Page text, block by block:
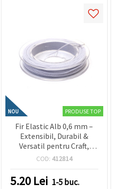
cookie -
urile făcând
toate!" Sau
să vă
indicați
preferințele
în setări
selectând
un tip de
cookie -uri
"Salvați"
NOU PRODUSE TOP
Fir Elastic Alb 0,6 mm –
Extensibil, Durabil &
Versatil pentru Craft,
Hobby și Bijuterii, Rolă
COD: 412814
5.20 Lei 1-5 buc.